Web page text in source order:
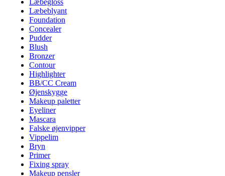
Læbegloss
Læbeblyant
Foundation
Concealer
Pudder
Blush
Bronzer
Contour
Highlighter
BB/CC Cream
Øjenskygge
Makeup paletter
Eyeliner
Mascara
Falske øjenvipper
Vippelim
Bryn
Primer
Fixing spray
Makeup pensler